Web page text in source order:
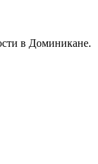
в Доминикане.